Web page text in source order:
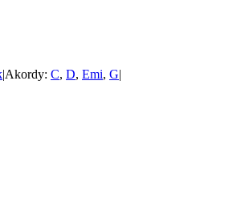
|Akordy: C, D, Emi, G|